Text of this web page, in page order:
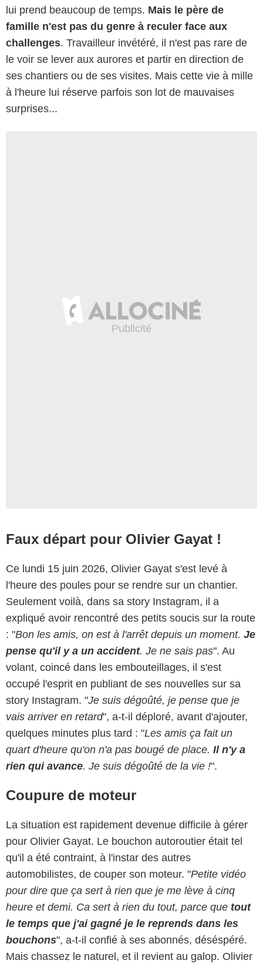
lui prend beaucoup de temps. Mais le père de
famille n'est pas du genre à reculer face aux
challenges. Travailleur invétéré, il n'est pas rare de
le voir se lever aux aurores et partir en direction de
ses chantiers ou de ses visites. Mais cette vie à mille
à l'heure lui réserve parfois son lot de mauvaises
surprises...
Faux départ pour Olivier Gayat !
Ce lundi 15 juin 2026, Olivier Gayat s'est levé à
l'heure des poules pour se rendre sur un chantier.
Seulement voilà, dans sa story Instagram, il a
expliqué avoir rencontré des petits soucis sur la route
: "Bon les amis, on est à l'arrêt depuis un moment. Je
pense qu'il y a un accident. Je ne sais pas". Au
volant, coincé dans les embouteillages, il s'est
occupé l'esprit en publiant de ses nouvelles sur sa
story Instagram. "Je suis dégoûté, je pense que je
vais arriver en retard", a-t-il déploré, avant d'ajouter,
quelques minutes plus tard : "Les amis ça fait un
quart d'heure qu'on n'a pas bougé de place. Il n'y a
rien qui avance. Je suis dégoûté de la vie !".
Coupure de moteur
La situation est rapidement devenue difficile à gérer
pour Olivier Gayat. Le bouchon autoroutier était tel
qu'il a été contraint, à l'instar des autres
automobilistes, de couper son moteur. "Petite vidéo
pour dire que ça sert à rien que je me lève à cinq
heure et demi. Ca sert à rien du tout, parce que tout
le temps que j'ai gagné je le reprends dans les
bouchons", a-t-il confié à ses abonnés, déséspéré.
Mais chassez le naturel, et il revient au galop. Olivier